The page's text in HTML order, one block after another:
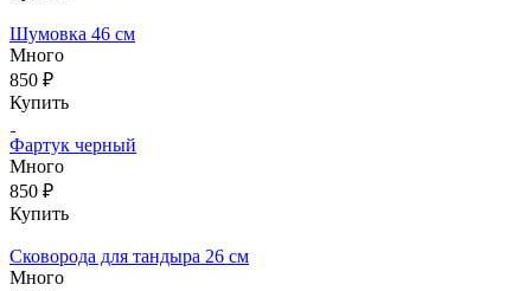
Шумовка 46 см
Много
850 ₽
Купить
Фартук черный
Много
850 ₽
Купить
Сковорода для тандыра 26 см
Много